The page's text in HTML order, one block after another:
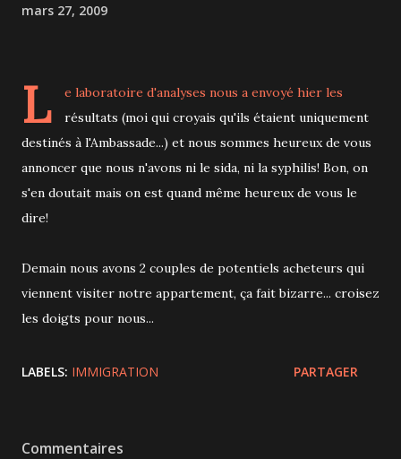
mars 27, 2009
L
e laboratoire d'analyses nous a envoyé hier les
résultats (moi qui croyais qu'ils étaient uniquement
destinés à l'Ambassade...) et nous sommes heureux de vous
annoncer que nous n'avons ni le sida, ni la syphilis! Bon, on
s'en doutait mais on est quand même heureux de vous le
dire!
Demain nous avons 2 couples de potentiels acheteurs qui
viennent visiter notre appartement, ça fait bizarre... croisez
les doigts pour nous...
LABELS: IMMIGRATION PARTAGER
Commentaires